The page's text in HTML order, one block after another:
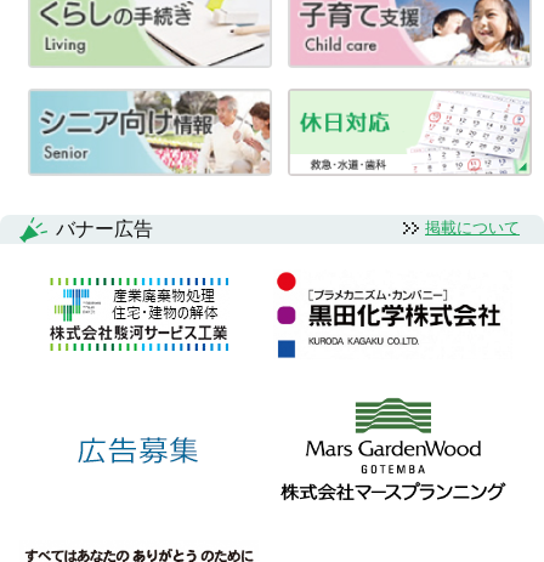
バナー広告 掲載について